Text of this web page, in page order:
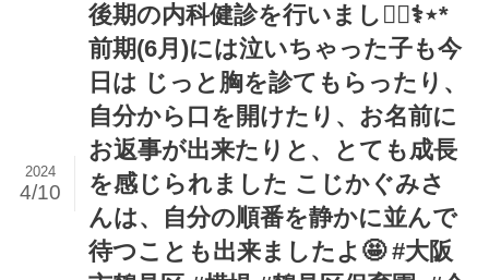
後期の内科健診を行いました🏻‍⚕️⋆*
前期(6月)には泣いちゃった子も今
日は じっと胸を診てもらったり、
自分から口を開けたり、お名前に
お返事が出来たりと、とても成長
を感じられました️ こじかぐみさ
んは、自分の順番を静かに並んで
待つことも出来ましたよ🤩⁡ #大阪
2024
4/10